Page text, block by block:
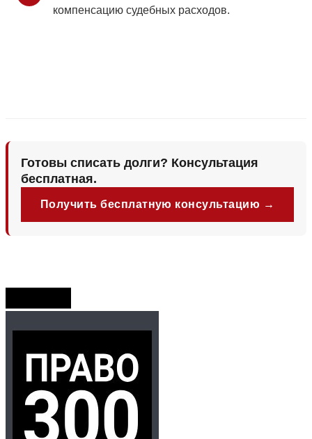
компенсацию судебных расходов.
Готовы списать долги? Консультация
бесплатная.
Получить бесплатную консультацию →